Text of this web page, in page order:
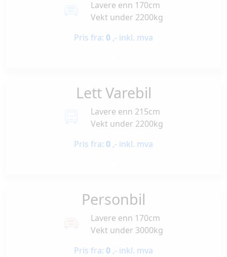
Lavere enn 170cm
Vekt under 2200kg
Pris fra: 0 ,- inkl. mva
Lett Varebil
Lavere enn 215cm
Vekt under 2200kg
Pris fra: 0 ,- inkl. mva
Personbil
Lavere enn 170cm
Vekt under 3000kg
Pris fra: 0 ,- inkl. mva